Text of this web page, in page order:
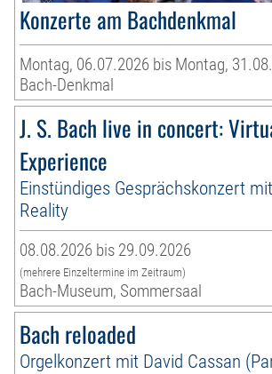
Konzerte am Bachdenkmal
Montag, 06.07.2026 bis Montag,
Bach-Denkmal
J. S. Bach live in concert:
Experience
Einstündiges Gesprächskonzert
Reality
08.08.2026 bis 29.09.2026
(mehrere Einzeltermine im Zeitraum)
Bach-Museum, Sommersaal
Bach reloaded
Orgelkonzert mit David Cassan